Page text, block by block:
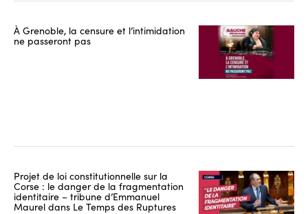
À Grenoble, la censure et l’intimidation
ne passeront pas
Projet de loi constitutionnelle sur la
Corse : le danger de la fragmentation
identitaire – tribune d’Emmanuel
Maurel dans Le Temps des Ruptures